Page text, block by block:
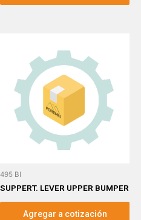
495 BI
SUPPERT. LEVER UPPER BUMPER
Agregar a cotización